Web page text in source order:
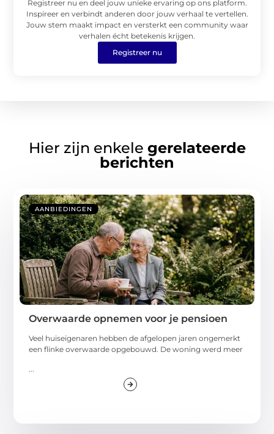
Registreer nu en deel jouw unieke ervaring op ons platform.
Inspireer en verbindt anderen door jouw verhaal te vertellen.
Jouw stem maakt impact en versterkt een community waar
verhalen écht betekenis krijgen.
Registreer nu
Hier zijn enkele gerelateerde
berichten
AANBIEDINGEN
Overwaarde opnemen voor je pensioen
Veel huiseigenaren hebben de afgelopen jaren ongemerkt
een flinke overwaarde opgebouwd. De woning werd meer
...